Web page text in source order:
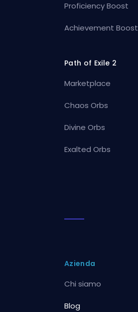
Proficiency Boost
Achievement Boost
Path of Exile 2
Marketplace
Chaos Orbs
Divine Orbs
Exalted Orbs
Azienda
Chi siamo
Blog